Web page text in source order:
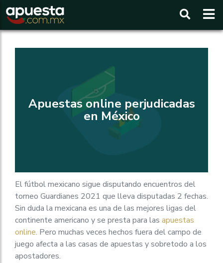
Buscar
Apuestas online perjudicadas
en México
El fútbol mexicano sigue disputando encuentros del
torneo Guardianes 2021 que lleva disputadas 2 fechas.
Sin duda la mexicana es una de las mejores ligas del
continente americano y se presta para las apuestas
online. Pero muchas veces hechos fuera del campo de
juego afecta a las casas de apuestas y sobretodo a los
apostadores.